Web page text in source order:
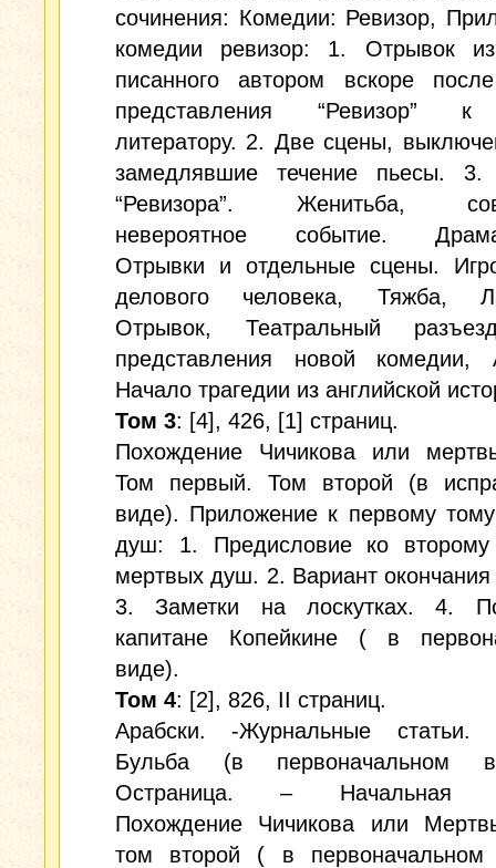
сочинения: Комедии: Ревизор,
комедии ревизор: 1. Отрывок
писанного автором вскоре
представления “Ревизор”
литератору. 2. Две сцены,
замедлявшие течение пьесы. 3.
“Ревизора”. Женитьба,
невероятное событие.
Отрывки и отдельные сцены.
делового человека, Тяжба,
Отрывок, Театральный
представления новой комедии,
Начало трагедии из английской
Том 3: [4], 426, [1] страниц.
Похождение Чичикова или
Том первый. Том второй (в
виде). Приложение к первому
душ: 1. Предисловие ко второму
мертвых душ. 2. Вариант
3. Заметки на лоскутках. 4.
капитане Копейкине ( в
виде).
Том 4: [2], 826, II страниц.
Арабски. -Журнальные
Бульба (в первоначальном
Остраница. – Начальная
Похождение Чичикова или
том второй ( в